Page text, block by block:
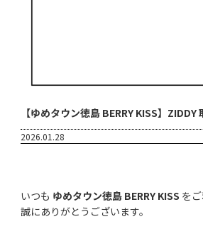
【ゆめタウン徳島 BERRY KISS】
2026.01.28
いつも ゆめタウン徳島 BERRY KISS をご
誠にありがとうございます。